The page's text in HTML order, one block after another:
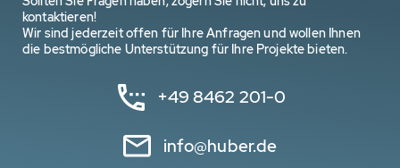
kontaktieren!
Wir sind jederzeit offen für Ihre Anfragen und wollen Ihnen
die bestmögliche Unterstützung für Ihre Projekte bieten.
+49 8462 201-0
info@huber.de